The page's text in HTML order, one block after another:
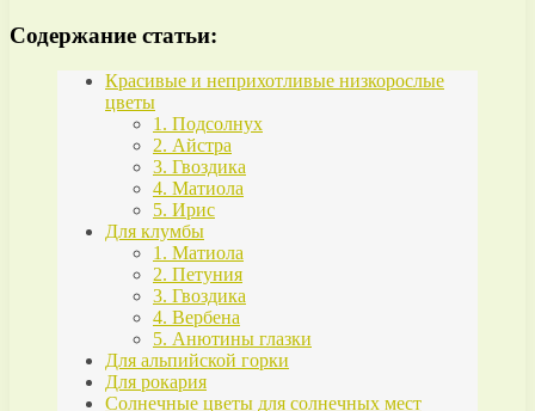
Содержание статьи:
Красивые и неприхотливые низкорослые
цветы
1. Подсолнух
2. Айстра
3. Гвоздика
4. Матиола
5. Ирис
Для клумбы
1. Матиола
2. Петуния
3. Гвоздика
4. Вербена
5. Анютины глазки
Для альпийской горки
Для рокария
Солнечные цветы для солнечных мест